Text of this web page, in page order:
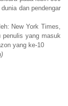
dan pendengar
New York Times,
penulis yang masuk
yang ke-10